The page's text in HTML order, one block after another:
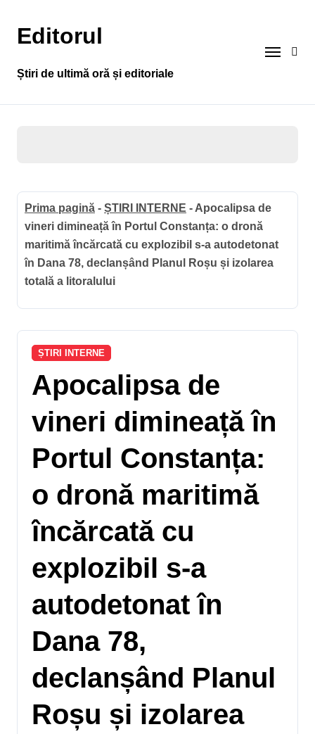
conținut
Editorul
Știri de ultimă oră și editoriale
Prima pagină - ȘTIRI INTERNE - Apocalipsa de
vineri dimineață în Portul Constanța: o dronă
maritimă încărcată cu explozibil s-a autodetonat
în Dana 78, declanșând Planul Roșu și izolarea
totală a litoralului
ȘTIRI INTERNE
Apocalipsa de
vineri dimineață în
Portul Constanța:
o dronă maritimă
încărcată cu
explozibil s-a
autodetonat în
Dana 78,
declanșând Planul
Roșu și izolarea